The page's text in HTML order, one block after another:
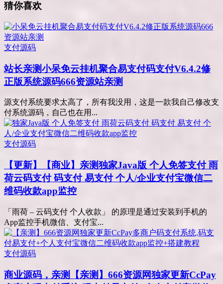
猜你喜欢
支付源码
站长亲测小呆免云挂机聚合易支付码支付V6.4.2修
正版系统源码666资源站亲测
源支付系统要求太高了，所有我没用，这是一款我自己修改支
付系统源码，自己也在用...
支付源码
【更新】【商业】亲测独家Java版 个人免签支付 雨
荷云码支付 码支付 易支付 个人/企业支付宝微信二
维码收款app监控
「雨荷 – 云码支付 个人收款」 的原理是通过安装到手机的
App监控手机微信、支付宝...
支付源码
商业源码，亲测
【亲测】666资源网独家更新CcPay